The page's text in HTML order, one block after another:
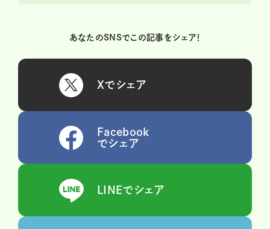
あなたのSNSでこの記事をシェア！
Xでシェア
Facebook
でシェア
LINEでシェア